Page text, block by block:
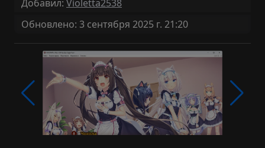
Добавил: Violetta2538
Обновлено: 3 сентября 2025 г. 21:20